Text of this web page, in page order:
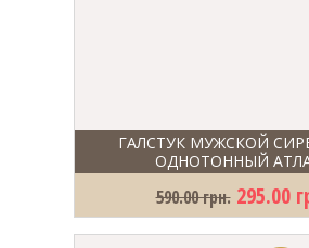
ГАЛСТУК МУЖСКОЙ
ОДНОТОННЫЙ
590.00 грн. 295.00